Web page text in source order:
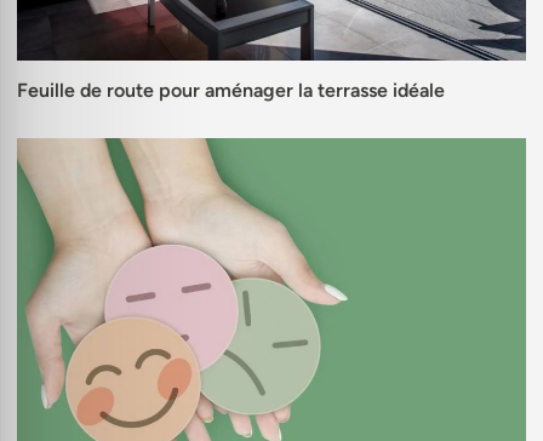
Feuille de route pour aménager la terrasse idéale